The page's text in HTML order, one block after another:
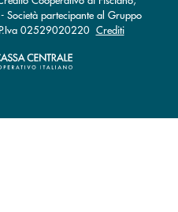
Società partecipante al Gruppo
02529020220 Crediti